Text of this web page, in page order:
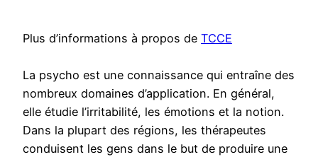
Plus d’informations à propos de TCCE
La psycho est une connaissance qui entraîne des
nombreux domaines d’application. En général,
elle étudie l’irritabilité, les émotions et la notion.
Dans la plupart des régions, les thérapeutes
conduisent les gens dans le but de produire une